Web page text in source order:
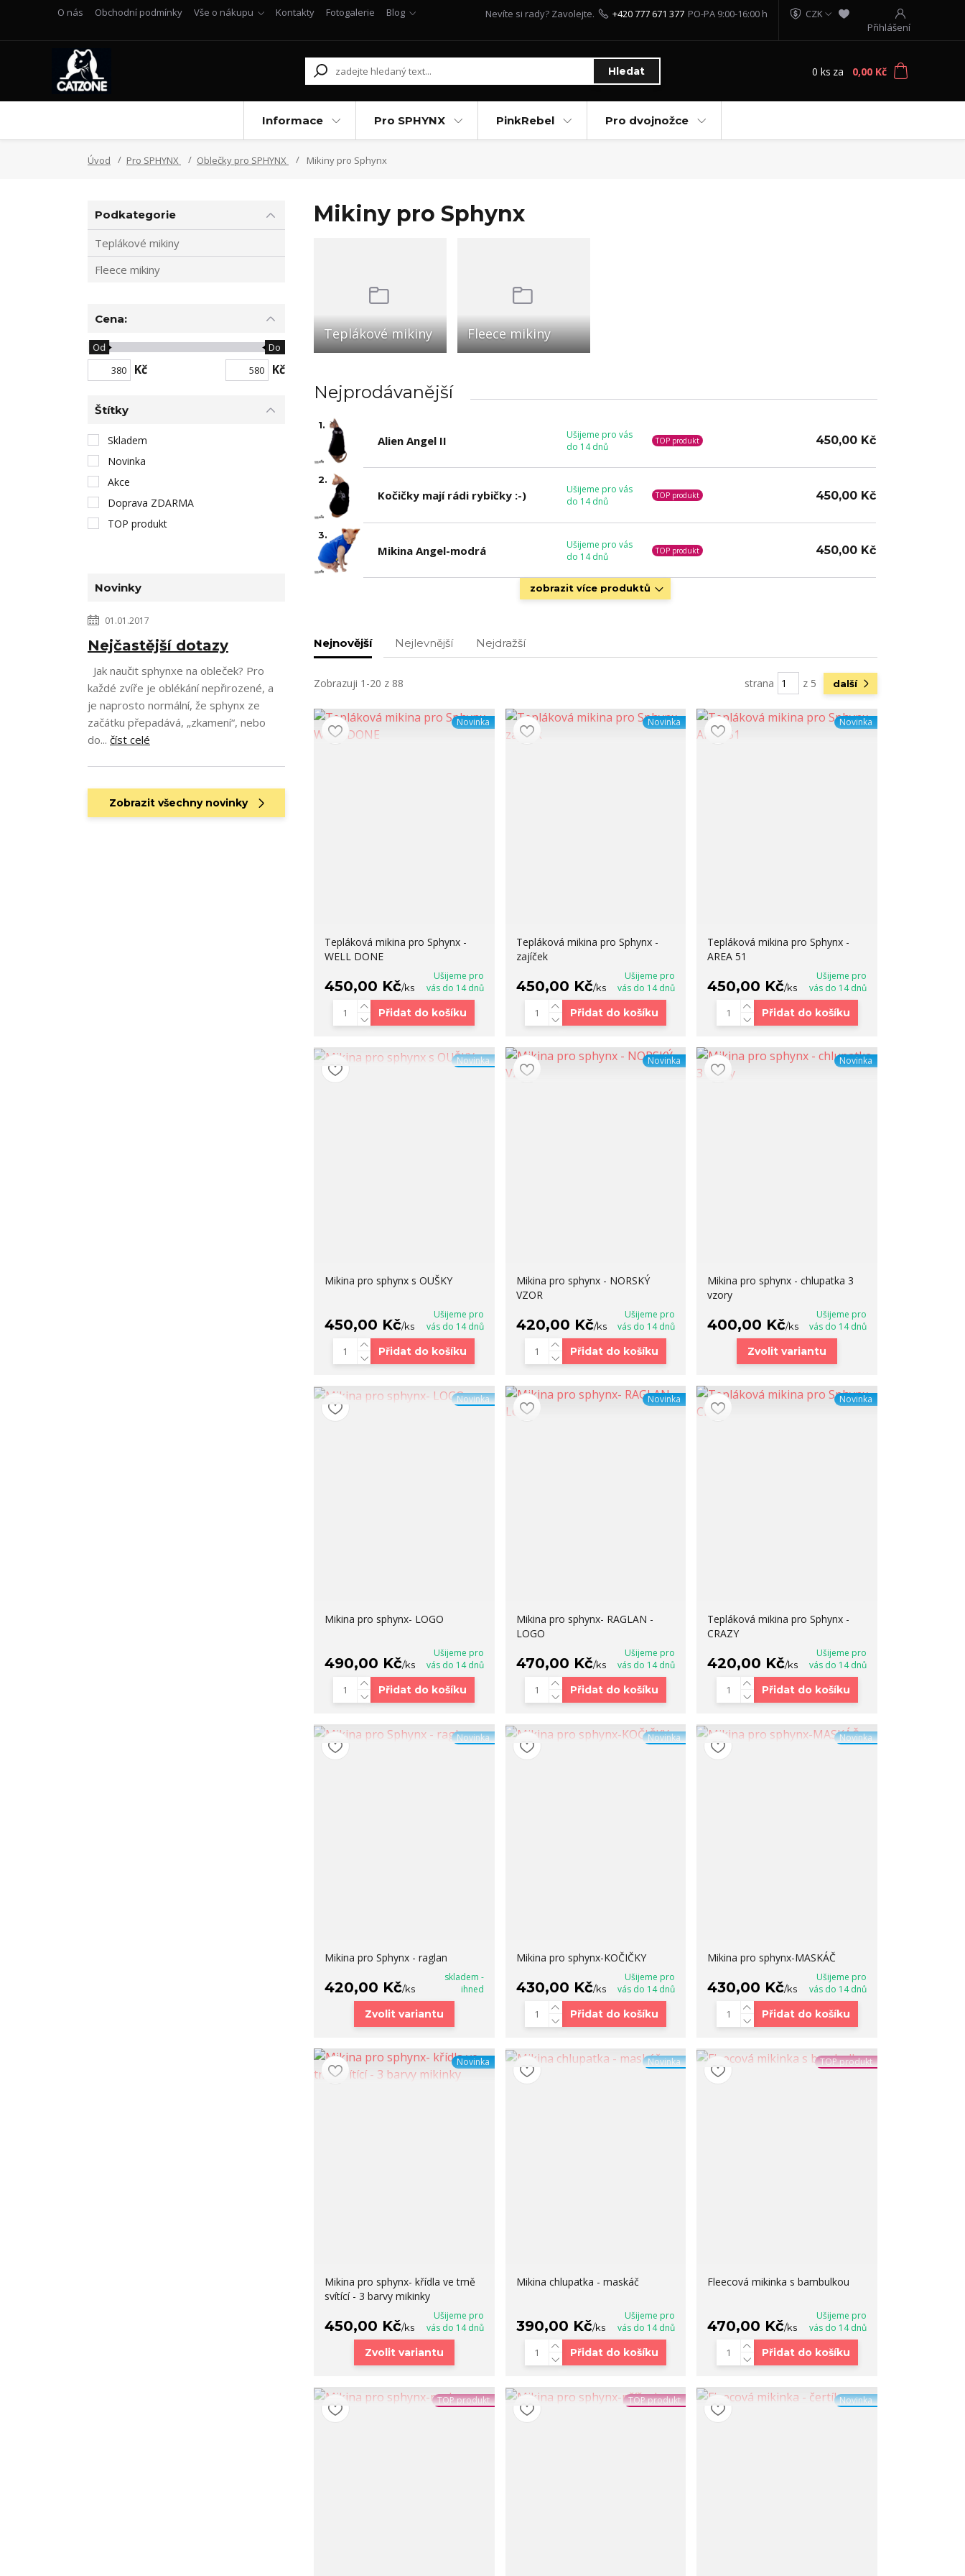
O nás Obchodní podmínky Vše o nákupu Kontakty Fotogalerie Blog
CZK
Přihlášení
Hledat
Nevíte si rady? Zavolejte. +420 777 671 377 PO-PA 9:00-16:00 h
0 ks za 0,00 Kč
Informace Pro SPHYNX PinkRebel Pro dvojnožce
Úvod Pro SPHYNX Oblečky pro SPHYNX Mikiny pro Sphynx
Mikiny pro Sphynx
Teplákové mikiny Fleece mikiny
Nejprodávanější
1.
Alien Angel II
Ušijeme pro vás
do 14 dnů
TOP produkt 450,00 Kč
2.
Kočičky mají rádi rybičky :-)
Ušijeme pro vás
do 14 dnů
TOP produkt 450,00 Kč
3.
Mikina Angel-modrá
Ušijeme pro vás
do 14 dnů
TOP produkt 450,00 Kč
zobrazit více produktů
Nejnovější Nejlevnější Nejdražší
Zobrazuji 1-20 z 88 strana z 5 další
Novinka
Tepláková mikina pro Sphynx -
WELL DONE
450,00 Kč/ks
Ušijeme pro
vás do 14 dnů
Přidat do košíku
Novinka
Tepláková mikina pro Sphynx -
zajíček
450,00 Kč/ks
Ušijeme pro
vás do 14 dnů
Přidat do košíku
Novinka
Tepláková mikina pro Sphynx -
AREA 51
450,00 Kč/ks
Ušijeme pro
vás do 14 dnů
Přidat do košíku
Novinka
Mikina pro sphynx s OUŠKY
450,00 Kč/ks
Ušijeme pro
vás do 14 dnů
Přidat do košíku
Novinka
Mikina pro sphynx - NORSKÝ
VZOR
420,00 Kč/ks
Ušijeme pro
vás do 14 dnů
Přidat do košíku
Novinka
Mikina pro sphynx - chlupatka 3
vzory
400,00 Kč/ks
Ušijeme pro
vás do 14 dnů
Zvolit variantu
Novinka
Mikina pro sphynx- LOGO
490,00 Kč/ks
Ušijeme pro
vás do 14 dnů
Přidat do košíku
Novinka
Mikina pro sphynx- RAGLAN -
LOGO
470,00 Kč/ks
Ušijeme pro
vás do 14 dnů
Přidat do košíku
Novinka
Tepláková mikina pro Sphynx -
CRAZY
420,00 Kč/ks
Ušijeme pro
vás do 14 dnů
Přidat do košíku
Novinka
Mikina pro Sphynx - raglan
420,00 Kč/ks
skladem -
ihned
Zvolit variantu
Novinka
Mikina pro sphynx-KOČIČKY
430,00 Kč/ks
Ušijeme pro
vás do 14 dnů
Přidat do košíku
Novinka
Mikina pro sphynx-MASKÁČ
430,00 Kč/ks
Ušijeme pro
vás do 14 dnů
Přidat do košíku
Novinka
Mikina pro sphynx- křídla ve tmě
svítící - 3 barvy mikinky
450,00 Kč/ks
Ušijeme pro
vás do 14 dnů
Zvolit variantu
Novinka
Mikina chlupatka - maskáč
390,00 Kč/ks
Ušijeme pro
vás do 14 dnů
Přidat do košíku
TOP produkt
Fleecová mikinka s bambulkou
470,00 Kč/ks
Ušijeme pro
vás do 14 dnů
Přidat do košíku
TOP produkt TOP produkt Novinka
Podkategorie
Teplákové mikiny
Fleece mikiny
Cena:
Kč
Od Do
Kč
Štítky
Skladem
Novinka
Akce
Doprava ZDARMA
TOP produkt
Novinky
01.01.2017
Nejčastější dotazy
Jak naučit sphynxe na obleček? Pro
každé zvíře je oblékání nepřirozené, a
je naprosto normální, že sphynx ze
začátku přepadává, „zkamení“, nebo
do... číst celé
Zobrazit všechny novinky